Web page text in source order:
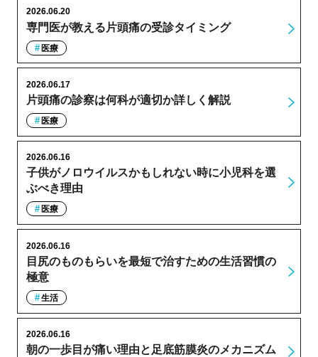
専門医が教える片頭痛の受診タイミング
2026.06.20
医療
片頭痛の診察は何科が適切か詳しく解説
2026.06.17
医療
子供がノロウイルスかもしれない時に小児科を選
ぶべき理由
2026.06.16
医療
目尻のものもらいを最短で治すための生活習慣の
極意
2026.06.16
生活
朝の一歩目が痛い理由と足底筋膜炎のメカニズム
2026.06.16